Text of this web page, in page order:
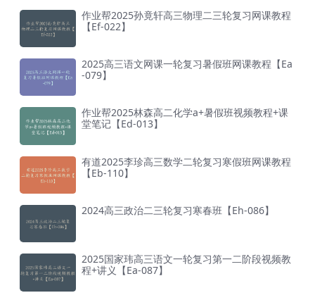
作业帮2025孙竟轩高三物理二三轮复习网课教程
【Ef-022】
2025高三语文网课一轮复习暑假班网课教程【Ea
-079】
作业帮2025林森高二化学a+暑假班视频教程+课
堂笔记【Ed-013】
有道2025李珍高三数学二轮复习寒假班网课教程
【Eb-110】
2024高三政治二三轮复习寒春班【Eh-086】
2025国家玮高三语文一轮复习第一二阶段视频教
程+讲义【Ea-087】